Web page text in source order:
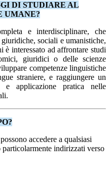
DI STUDIARE AL
UMANE?
e interdisciplinare, che
sociali e umanistiche,
è interessato ad affrontare studi
giuridici o delle scienze
competenze linguistiche
straniere, e raggiungere un
applicazione pratica nelle
accedere a qualsiasi
indirizzati verso